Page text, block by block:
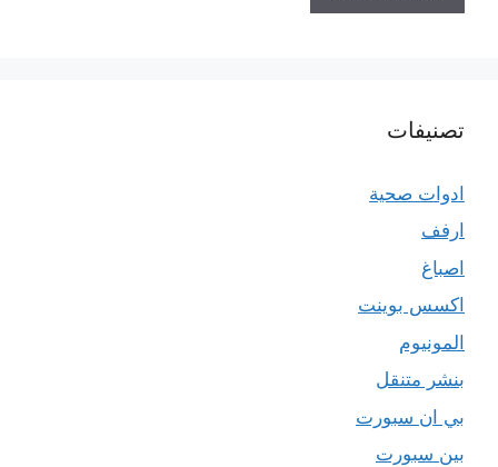
تصنيفات
ادوات صحية
ارفف
اصباغ
اكسس بوينت
المونيوم
بنشر متنقل
بي ان سبورت
بين سبورت